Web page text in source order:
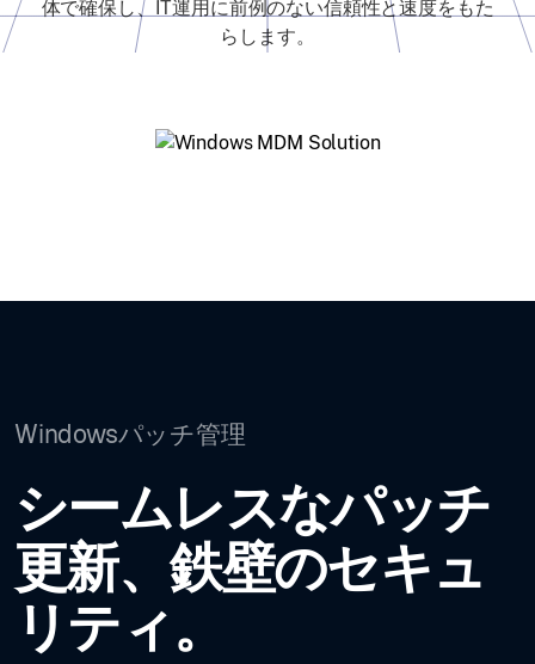
体で確保し、IT運用に前例のない信頼性と速度をもた
らします。
Windowsパッチ管理
シームレスなパッチ
更新、鉄壁のセキュ
リティ。